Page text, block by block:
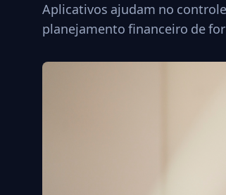
Aplicativos ajudam no
planejamento financeiro de